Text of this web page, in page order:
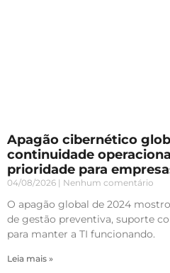
Apagão cibernético
continuidade
prioridade para
04/08/2026 Nenhum comentário
O apagão global de 2024
de gestão preventiva, suporte
para manter a TI funcionando.
Leia mais »